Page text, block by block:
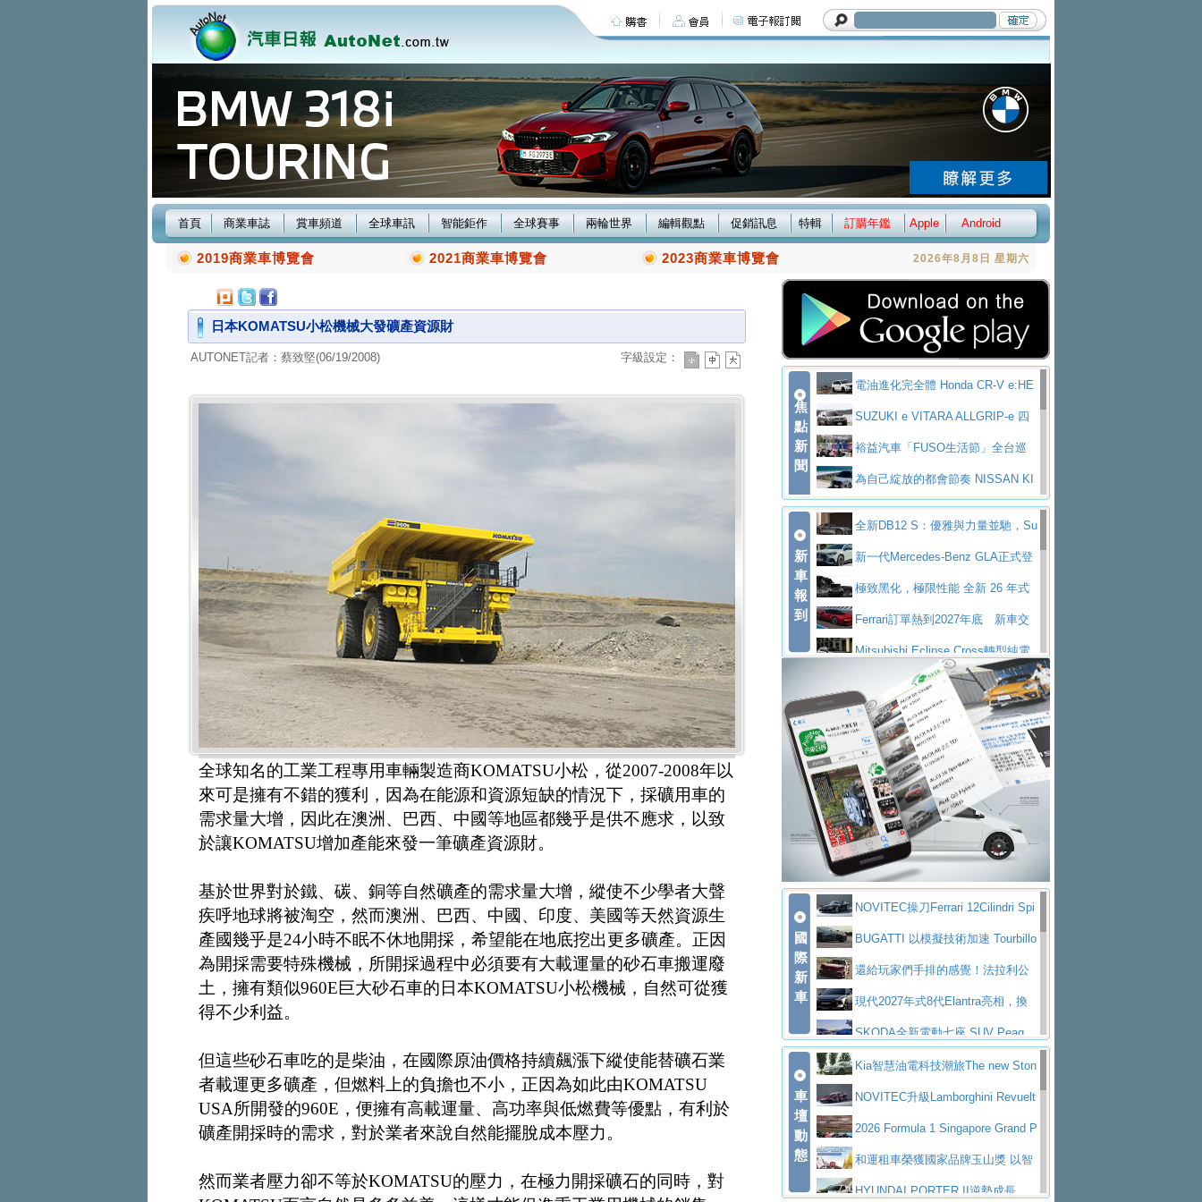
首頁 商業車誌 賞車頻道 全球車訊 智能鉅作 全球賽事 兩輪世界 編輯觀點 促銷訊息 特輯 訂購年鑑 Apple Android
2019商業車博覽會 2021商業車博覽會 2023商業車博覽會 2026年8月8日 星期六
日本KOMATSU小松機械大發礦產資源財
AUTONET記者：蔡致堅(06/19/2008) 字級設定：
全球知名的工業工程專用車輛製造商KOMATSU小松，從2007-2008年以
來可是擁有不錯的獲利，因為在能源和資源短缺的情況下，採礦用車的
需求量大增，因此在澳洲、巴西、中國等地區都幾乎是供不應求，以致
於讓KOMATSU增加產能來發一筆礦產資源財。
基於世界對於鐵、碳、銅等自然礦產的需求量大增，縱使不少學者大聲
疾呼地球將被淘空，然而澳洲、巴西、中國、印度、美國等天然資源生
產國幾乎是24小時不眠不休地開採，希望能在地底挖出更多礦產。正因
為開採需要特殊機械，所開採過程中必須要有大載運量的砂石車搬運廢
土，擁有類似960E巨大砂石車的日本KOMATSU小松機械，自然可從獲
得不少利益。
但這些砂石車吃的是柴油，在國際原油價格持續飆漲下縱使能替礦石業
者載運更多礦產，但燃料上的負擔也不小，正因為如此由KOMATSU
USA所開發的960E，便擁有高載運量、高功率與低燃費等優點，有利於
礦產開採時的需求，對於業者來說自然能擺脫成本壓力。
然而業者壓力卻不等於KOMATSU的壓力，在極力開採礦石的同時，對
焦
點
新
聞
電油進化完全體 Honda CR-V e:HE
V PrestigeSUZUKI e VITARA ALLGRIP-e 四
驅精神的純電新詮釋
裕益汽車「FUSO生活節」全台巡
迴 結合生活體驗、交通安全與購車優惠
為自己綻放的都會節奏 NISSAN KI
CKS SAKURA為品味獨具層峰買家打造的頂級座
駕，MAZDA CX-90 33T AWD Premium Ca
ptain Seat
EV
技的座駕! Ford Territory中型油電休旅
SO Super Great今日在台登場，結合先進安
ntis四品牌經銷權，全新多品牌旗艦展示中
心開幕啟用
屏東特搜大隊再添新利器 SITRAK
救助器材車買氣不衰、SUZUKI經銷商勇於開啟
全新大店，新北都鈴木占地500坪土城旗艦
展示中心開幕
2025第七屆ISUZU運轉職人挑戰賽
熱血登場 展現極致車技與專業職人精神
H2GP世界總決賽圓滿落幕 台灣團
隊表現精彩淨零減碳指標性應用 純電動水泥預
拌車 消防車除了滅火裝備還需要什麼？
一探SITRAK “準” 消防車的究竟
大益金龍初試啼聲，汽柴油5噸貨車
不是對手正宗年鑑2025年全球自動車年鑑1月
下旬問世！2024第六屆ISUZU運轉職人挑戰賽
首度前進南台灣熱烈開戰
豪華電能休旅新星 Audi Q4 Sportba
ck 55 e-tron S lineScania Taiwan 逆風而行，加深力
道投資布局
新
車
報
到
全新DB12 S：優雅與力量並馳，Su
per Tourer的顛峰之作
新一代Mercedes-Benz GLA正式登
場 續航最高657公里、支援320kW快充
極致黑化，極限性能 全新 26 年式
DEFENDER OCTA BLACK 限量登台
Ferrari訂單熱到2027年底 新車交
付至少得等一年以上
Mitsubishi Eclipse Cross轉型純電
休旅 87kWh電池續航超過600公里
全新BMW 318i Touring豪華旅行車
全台限量200台 進化現型
不等零關稅的紅利，Jeep品牌今日
起展開首批車交車Volvo EX60 即將叩關，靜肅性、底
盤與數位介面搶先揭露
Audi Q9 將於 2026 年底上市 旗艦
大型 SUV 鎖定七人座豪華市場
BMW攜手漫威電影【蜘蛛人：重生
日】 Skoda 發表全新 Peaq 內裝：七人
座純電旗艦 SUV，行李廂最大可達 935 公
升
全新純電 Mercedes-Benz C 400 4
MATIC Electric 登場
奢華與科技大躍進，MAZDA全新3
代CX-5全方位進化提前亮相並展開預售94.9
萬起
馬自達公布 2027 年式 MX-5 更
新，新增 Yakudo 特別版
Skoda Peaq 發表全新電動動力系
統 最長續航逾 640 公里、支援雙向供電
BMW M2 首度導入 xDrive 四驅，
美國與瑞士需求成關鍵推手
The all-new T-Roc 魅力 自成焦點
Maserati GT2 Stradale「Tribute to
MC12」全球首度亮相
迎接 RANGE ROVER 品牌家族第
五位成員 全新 RANGE ROVER GT 預告登
場
造型華麗時尚、科技座艙再進化，P
eugeot 208小改款發表上市94.8萬起
國
際
新
車
NOVITEC操刀Ferrari 12Cilindri Spi
der 碳纖維空力、鍛造輪圈與Inconel排氣
上身
BUGATTI 以模擬技術加速 Tourbillo
n 動態開發還給玩家們手排的感覺！法拉利公
布12Cilidri Manaule手排超跑產品細節
現代2027年式8代Elantra亮相，換
裝更銳利的造型、更先進的資訊娛樂系統及
更高效的動力
SKODA全新電動七座 SUV Peaq
問世，擁有品牌史上最寬敞且豪華的座艙
AUDI推出首款高性能油電超跑Nuvo
lari，0到100公里加速2.6秒、極速350公里
／小時
百年三叉戟傳奇再啟程 Maserati 重
返 1000 Miglia 傳承競速榮耀
法拉利首款純電跑車Luce亮相，最
大馬力超過1000匹並具備530公里最大續航
里程
小車大空間、座艙科技更先進，SK
ODA發表全新純電跨界休旅Eipq祭平民化車
賓士AMG.EA專屬平台首作，Merc
車
壇
動
態
Kia智慧油電科技潮旅The new Ston
ic 1-7月累計銷量創歷史新高
NOVITEC升級Lamborghini Revuelt
o 綜效輸出增至1,048匹
2026 Formula 1 Singapore Grand P
rix 新加坡大獎賽 Audi 極速之旅開放報名
和運租車榮獲國家品牌玉山獎 以智
慧移動與綠能創新
HYUNDAI PORTER II逆勢成長，